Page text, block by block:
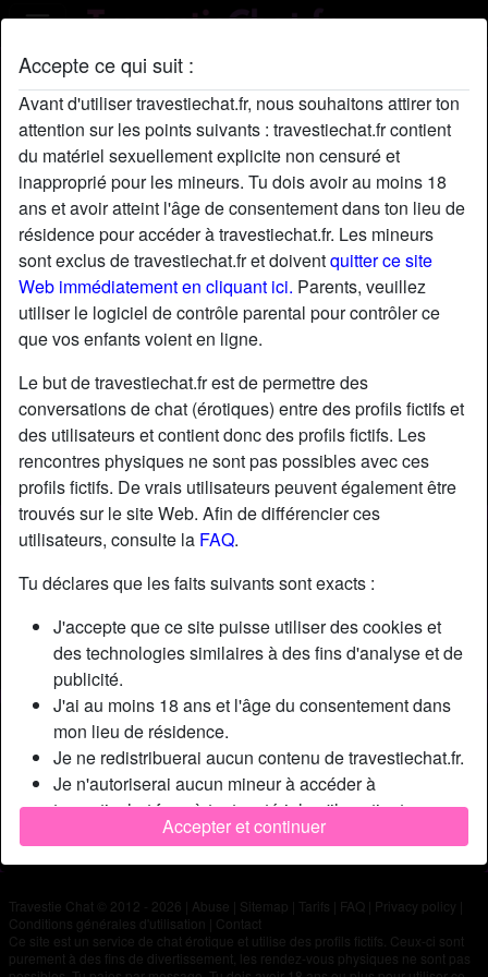
Accepte ce qui suit :
Avant d'utiliser travestiechat.fr, nous souhaitons attirer ton
attention sur les points suivants : travestiechat.fr contient
du matériel sexuellement explicite non censuré et
inapproprié pour les mineurs. Tu dois avoir au moins 18
ans et avoir atteint l'âge de consentement dans ton lieu de
résidence pour accéder à travestiechat.fr. Les mineurs
sont exclus de travestiechat.fr et doiventquitter ce site
Web immédiatement en cliquant ici. Parents, veuillez
utiliser le logiciel de contrôle parental pour contrôler ce
que vos enfants voient en ligne.
Le but de travestiechat.fr est de permettre des
conversations de chat (érotiques) entre des profils fictifs et
des utilisateurs et contient donc des profils fictifs. Les
rencontres physiques ne sont pas possibles avec ces
profils fictifs. De vrais utilisateurs peuvent également être
trouvés sur le site Web. Afin de différencier ces
utilisateurs, consulte la FAQ.
Tu déclares que les faits suivants sont exacts :
J'accepte que ce site puisse utiliser des cookies et
des technologies similaires à des fins d'analyse et de
publicité.
J'ai au moins 18 ans et l'âge du consentement dans
mon lieu de résidence.
Je ne redistribuerai aucun contenu de travestiechat.fr.
Je n'autoriserai aucun mineur à accéder à
travestiechat.fr ou à tout matériel qu'il contient.
Tout contenu que je consulte ou télécharge sur
travestiechat.fr est destiné à mon usage personnel et
Je n'ai pas été contacté par les fournisseurs de ce
matériel, et je choisis volontiers de le visualiser ou de
le télécharger.
Accepter et continuer
Profil de Yanis
starAjouter chatDiscuter !
Nickname:
Âge:
34
Département:
Paris
Sexe:
Homme
Description
N'a pas encore saisi de description
Cherche
N'a spécifié aucune préférence
Travestie Chat © 2012 - 2026 Abuse Sitemap Tarifs FAQ Privacy policy
Conditions générales d'utilisation
Contact
Ce site est un service de chat érotique et utilise des profils fictifs. Ceux-ci sont
purement à des fins de divertissement, les rendez-vous physiques ne sont pas